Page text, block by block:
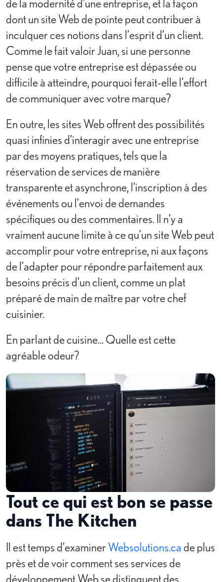
de la modernité d’une entreprise, et la façon
dont un site Web de pointe peut contribuer à
inculquer ces notions dans l’esprit d’un client.
Comme le fait valoir Juan, si une personne
pense que votre entreprise est dépassée ou
difficile à atteindre, pourquoi ferait-elle l’effort
de communiquer avec votre marque?
En outre, les sites Web offrent des possibilités
quasi infinies d’interagir avec une entreprise
par des moyens pratiques, tels que la
réservation de services de manière
transparente et asynchrone, l’inscription à des
événements ou l’envoi de demandes
spécifiques ou des commentaires. Il n’y a
vraiment aucune limite à ce qu’un site Web peut
accomplir pour votre entreprise, ni aux façons
de l’adapter pour répondre parfaitement aux
besoins précis d’un client, comme un plat
préparé de main de maître par votre chef
cuisinier.
En parlant de cuisine... Quelle est cette
agréable odeur?
Tout ce qui est bon se passe
dans The Kitchen
Il est temps d’examinerWebsolutions.cade plus
près et de voir comment ses services de
développement Web se distinguent des